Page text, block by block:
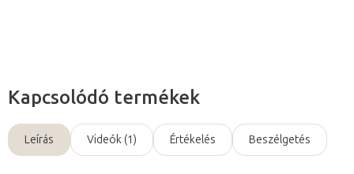
Kapcsolódó termékek
Leírás Videók (1) Értékelés Beszélgetés